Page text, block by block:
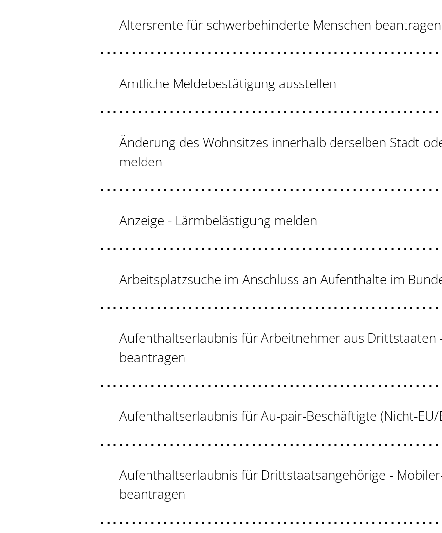
Altersrente für schwerbehinderte Menschen beantragen
Amtliche Meldebestätigung ausstellen
Änderung des Wohnsitzes innerhalb derselben Stadt
melden
Anzeige - Lärmbelästigung melden
Arbeitsplatzsuche im Anschluss an Aufenthalte im
Aufenthaltserlaubnis für Arbeitnehmer aus Drittstaaten
beantragen
Aufenthaltserlaubnis für Au-pair-Beschäftigte (Nicht-EU/
Aufenthaltserlaubnis für Drittstaatsangehörige -
beantragen